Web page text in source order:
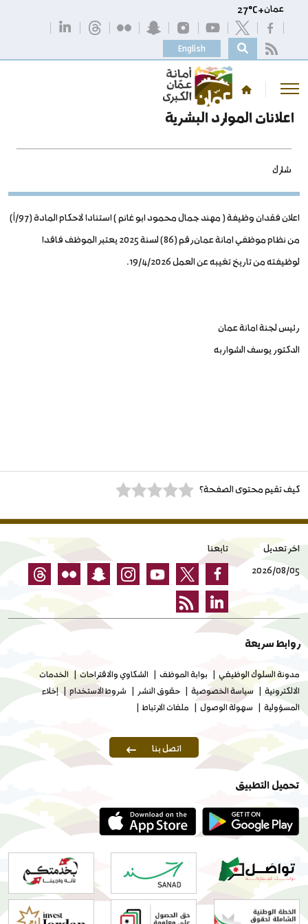
عمان+
27°C
English
اعلانات الموارد البشرية
شارك
اعلان فقدان وظيفة ( مهند جمال محمود ابو غانم ) استنادا لاحكام المادة (97/أ)
من نظام موظفي امانة عمان رقم (86) لسنة 2025 يعتبر الموظف فاقدا
لوظيفته من تاريخ تغيبه عن العمل 19/4/2026.
رئيس لجنة امانة عمان
الدكتور يوسف الشواربه
كيف تقيم محتوى الصفحة؟
اخر تعديل
2026/08/05
تابعنا
روابط سريعة
مدونة السلوك الوظيفي بوابة الموظف الشكاوي والاقتراحات
الخدمات
الالكترونية
سياسة الخصوصية حقوق النشر شروط الاستخدام
إخلاء
المسؤولية
سهولة الوصول ملفات الارتباط
اتصل بنا
تحميل التطبيق